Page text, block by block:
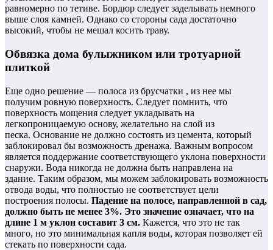
равномерно по тетиве. Бордюр следует заделывать немного
выше слоя камней. Однако со стороны сада достаточно
высокий, чтобы не мешал косить траву.
Обвязка дома булыжником или тротуарной
плиткой
Еще одно решение — полоса из брусчатки , из нее мы
получим ровную поверхность. Следует помнить, что
поверхность мощения следует укладывать на
легкопроницаемую основу, желательно на слой из
песка. Основание не должно состоять из цемента, который
заблокировал бы возможность дренажа. Важным вопросом
является поддержание соответствующего уклона поверхности
снаружи. Вода никогда не должна быть направлена ​​на
здание. Таким образом, мы можем заблокировать возможность
отвода воды, что полностью не соответствует цели
построения полосы. Падение на полосе, направленной в сад,
должно быть не менее 3%. Это значение означает, что на
длине 1 м уклон составит 3 см. Кажется, что это не так
много, но это минимальная капля воды, которая позволяет ей
стекать по поверхности сада.